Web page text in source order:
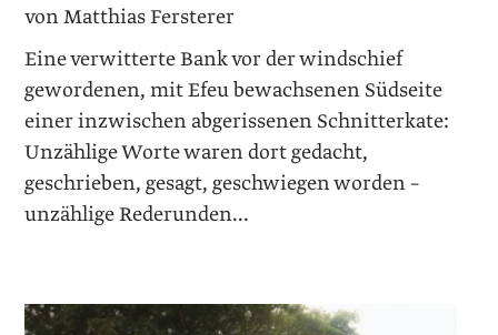
von Matthias Fersterer
Eine verwitterte Bank vor der windschief
gewordenen, mit Efeu bewachsenen Südseite
einer inzwischen abgerissenen Schnitterkate:
Unzählige Worte waren dort gedacht,
geschrieben, gesagt, geschwiegen worden –
unzählige Rederunden...